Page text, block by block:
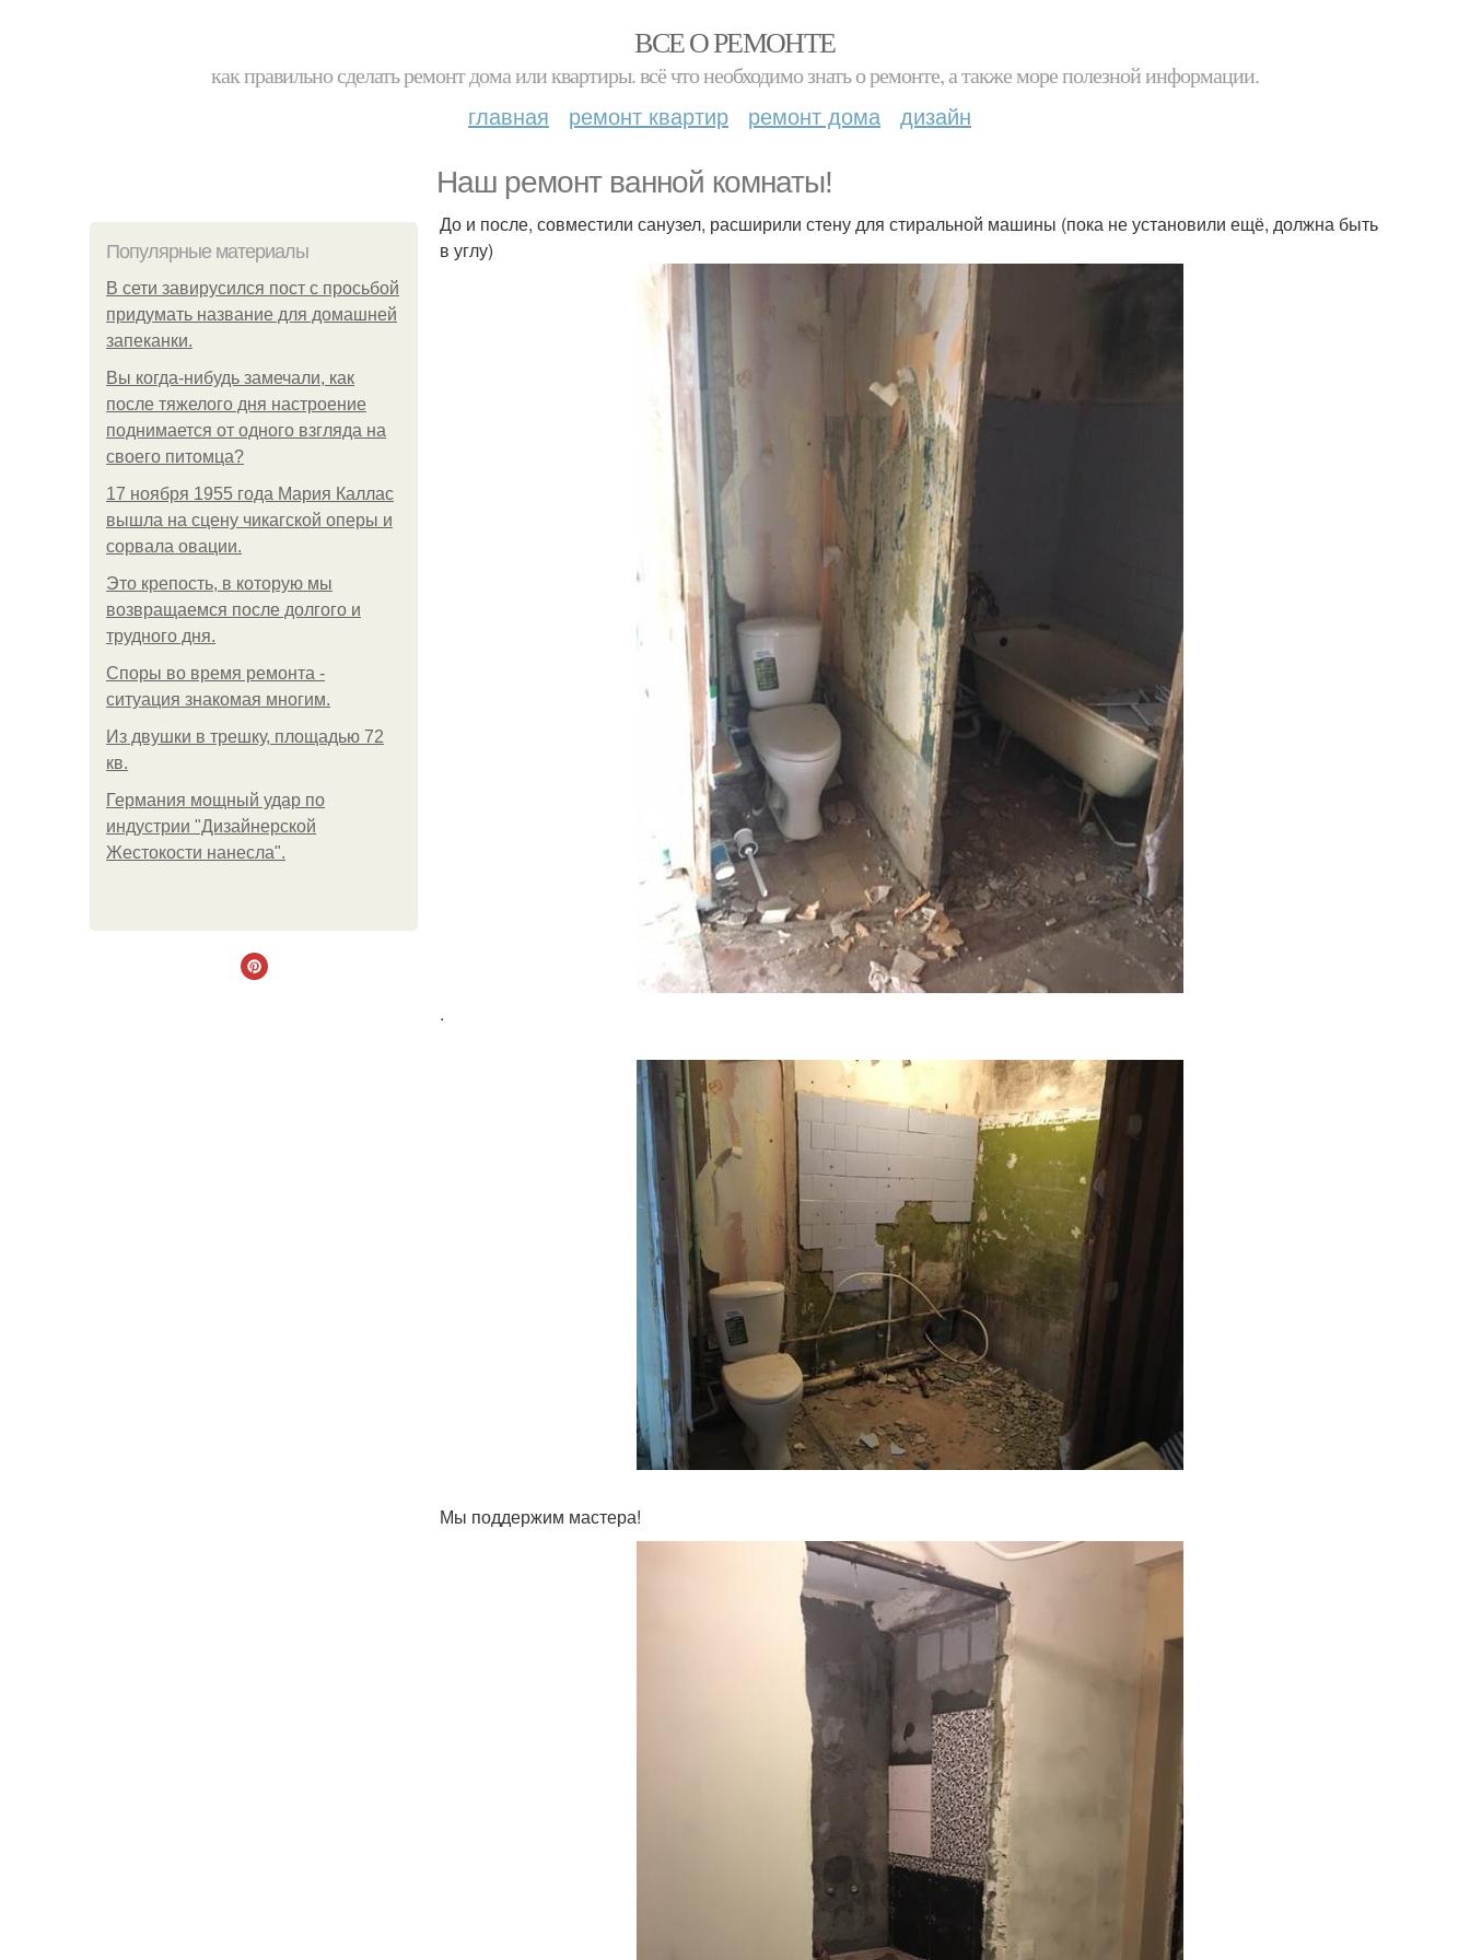
ВСЕ О РЕМОНТЕ
как правильно сделать ремонт дома или квартиры. всё что необходимо знать о ремонте, а также море полезной информации.
главная ремонт квартир ремонт дома дизайн
Наш ремонт ванной комнаты!
Популярные материалы
В сети завирусился пост с просьбой
придумать название для домашней
запеканки.
Вы когда-нибудь замечали, как
после тяжелого дня настроение
поднимается от одного взгляда на
своего питомца?
17 ноября 1955 года Мария Каллас
вышла на сцену чикагской оперы и
сорвала овации.
Это крепость, в которую мы
возвращаемся после долгого и
трудного дня.
Споры во время ремонта -
ситуация знакомая многим.
Из двушки в трешку, площадью 72
кв.
Германия мощный удар по
индустрии "Дизайнерской
Жестокости нанесла".
До и после, совместили санузел, расширили стену для стиральной машины (пока не установили ещё, должна быть
в углу)
.
Мы поддержим мастера!